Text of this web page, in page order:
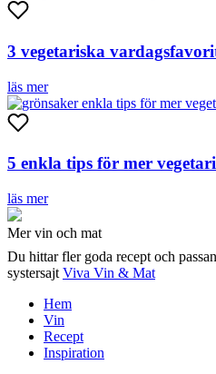
3 vegetariska
läs mer
5 enkla tips för mer
läs mer
Mer vin och mat
Du hittar fler goda recept och
systersajt Viva Vin & Mat
Hem
Vin
Recept
Inspiration